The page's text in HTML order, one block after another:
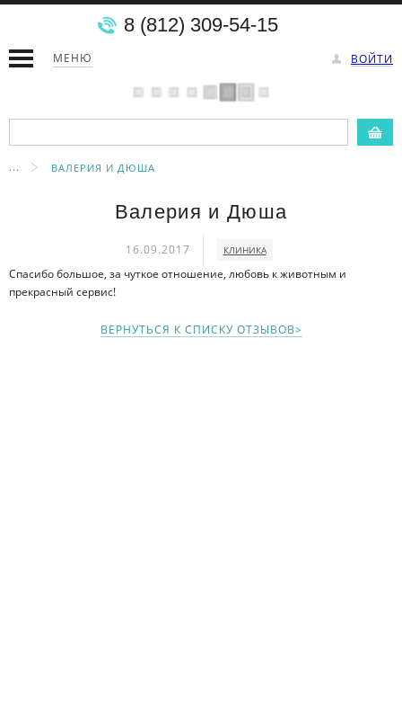
МЕНЮ ВОЙТИ
8 (812) 309-54-15
... ВАЛЕРИЯ И ДЮША
Валерия и Дюша
16.09.2017 КЛИНИКА
Спасибо большое, за чуткое отношение, любовь к животным и
прекрасный сервис!
ВЕРНУТЬСЯ К СПИСКУ ОТЗЫВОВ